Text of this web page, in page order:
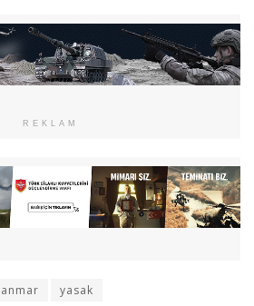
REKLAM
yasak